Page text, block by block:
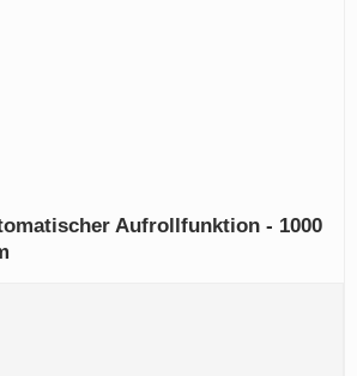
Aufrollfunktion - 1000